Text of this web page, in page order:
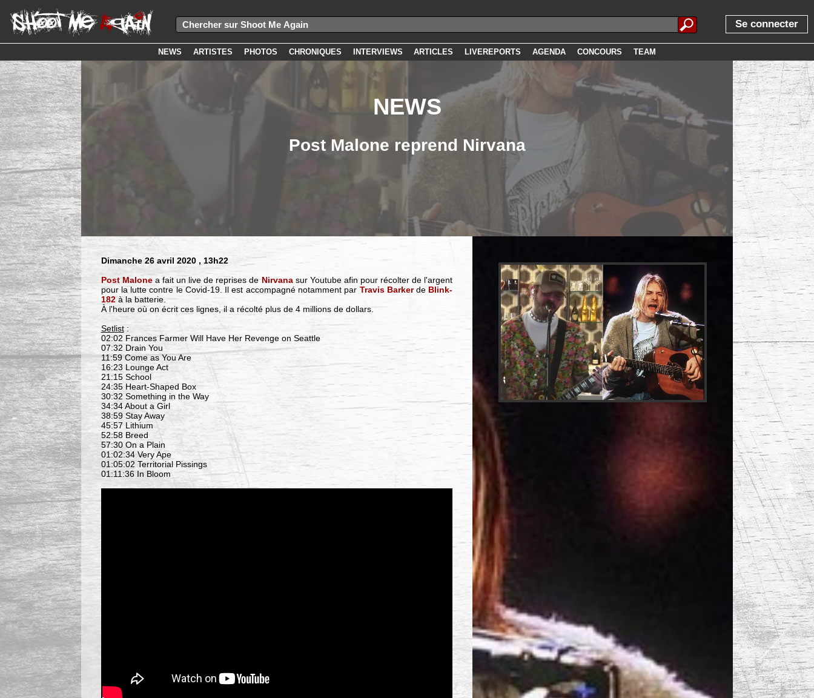
Se connecter
NEWS ARTISTES PHOTOS CHRONIQUES INTERVIEWS ARTICLES LIVEREPORTS AGENDA CONCOURS TEAM
NEWS
Post Malone reprend Nirvana
Dimanche 26 avril 2020 , 13h22
Post Malonea fait un live de reprises de Nirvanasur Youtube afin pour récolter de l'argent
pour la lutte contre le Covid-19. Il est accompagné notamment par Travis Barkerde Blink-
182à la batterie.
À l'heure où on écrit ces lignes, il a récolté plus de 4 millions de dollars.
Setlist:
02:02 Frances Farmer Will Have Her Revenge on Seattle
07:32 Drain You
11:59 Come as You Are
16:23 Lounge Act
21:15 School
24:35 Heart-Shaped Box
30:32 Something in the Way
34:34 About a Girl
38:59 Stay Away
45:57 Lithium
52:58 Breed
57:30 On a Plain
01:02:34 Very Ape
01:05:02 Territorial Pissings
01:11:36 In Bloom